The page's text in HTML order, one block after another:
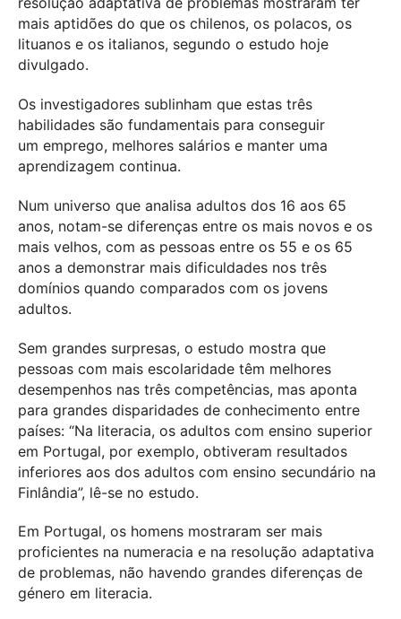
mais aptidões do que os chilenos, os polacos, os
lituanos e os italianos, segundo o estudo hoje
divulgado.
Os investigadores sublinham que estas três
habilidades são fundamentais para conseguir
um emprego, melhores salários e manter uma
aprendizagem continua.
Num universo que analisa adultos dos 16 aos 65
anos, notam-se diferenças entre os mais novos e os
mais velhos, com as pessoas entre os 55 e os 65
anos a demonstrar mais dificuldades nos três
domínios quando comparados com os jovens
adultos.
Sem grandes surpresas, o estudo mostra que
pessoas com mais escolaridade têm melhores
desempenhos nas três competências, mas aponta
para grandes disparidades de conhecimento entre
países: “Na literacia, os adultos com ensino superior
em Portugal, por exemplo, obtiveram resultados
inferiores aos dos adultos com ensino secundário na
Finlândia”, lê-se no estudo.
Em Portugal, os homens mostraram ser mais
proficientes na numeracia e na resolução adaptativa
de problemas, não havendo grandes diferenças de
género em literacia.